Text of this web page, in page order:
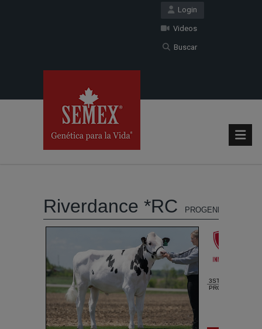
Login
Videos
Buscar